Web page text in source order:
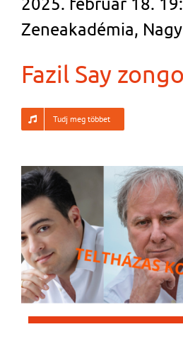
Zeneakadémia,
Fazil Say
Tudj meg többet